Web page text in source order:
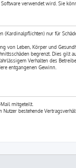
verwendet wird. Sie
nur für
von Leben, Körper und
begrenzt. Dies gilt
Verhalten des
entgangenen Gewinn.
Mail mitgeteilt.
bestehende